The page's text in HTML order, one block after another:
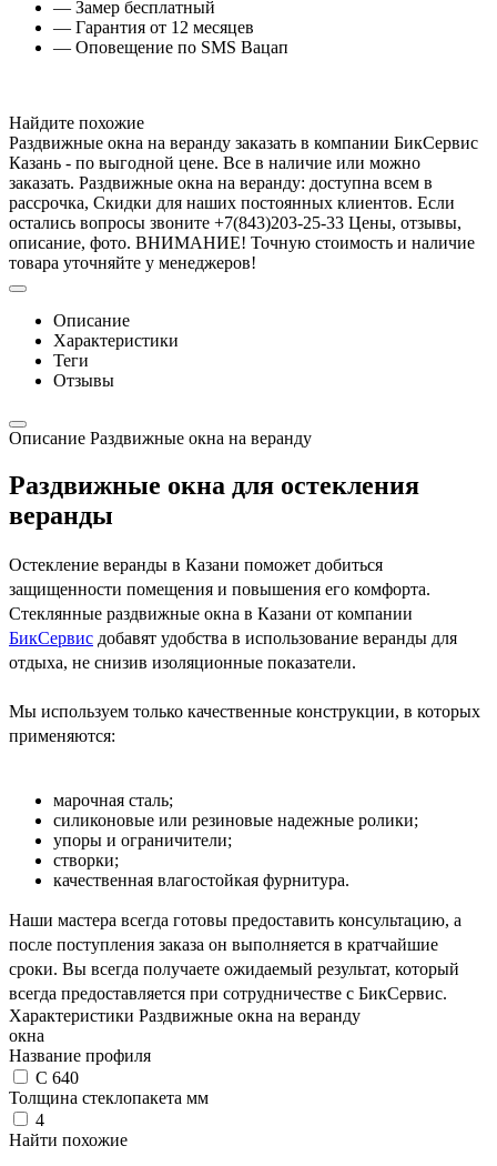
— Замер бесплатный
— Гарантия от 12 месяцев
— Оповещение по SMS Вацап
Найдите похожие
Раздвижные окна на веранду заказать в компании БикСервис
Казань - по выгодной цене. Все в наличие или можно
заказать. Раздвижные окна на веранду: доступна всем в
рассрочка, Скидки для наших постоянных клиентов. Если
остались вопросы звоните +7(843)203-25-33 Цены, отзывы,
описание, фото. ВНИМАНИЕ! Точную стоимость и наличие
товара уточняйте у менеджеров!
Описание
Характеристики
Теги
Отзывы
Описание Раздвижные окна на веранду
Раздвижные окна для остекления
веранды
Остекление веранды в Казани поможет добиться
защищенности помещения и повышения его комфорта.
Стеклянные раздвижные окна в Казани от компании
БикСервис добавят удобства в использование веранды для
отдыха, не снизив изоляционные показатели.
Мы используем только качественные конструкции, в которых
применяются:
марочная сталь;
силиконовые или резиновые надежные ролики;
упоры и ограничители;
створки;
качественная влагостойкая фурнитура.
Наши мастера всегда готовы предоставить консультацию, а
после поступления заказа он выполняется в кратчайшие
сроки. Вы всегда получаете ожидаемый результат, который
всегда предоставляется при сотрудничестве с БикСервис.
Характеристики Раздвижные окна на веранду
окна
Название профиля
C 640
Толщина стеклопакета мм
4
Найти похожие